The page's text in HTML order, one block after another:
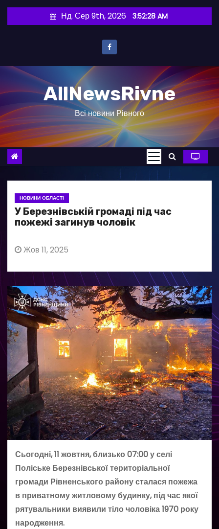
и
о
в
Нд. Сер 9th, 2026 3:52:29 AM
AllNewsRivne
Всі новини Рівного
НОВИНИ ОБЛАСТІ
У Березнівській громаді під час
пожежі загинув чоловік
Жов 11, 2025
Сьогодні, 11 жовтня, близько 07:00 у селі
Поліське Березнівської територіальної
громади Рівненського району сталася пожежа
в приватному житловому будинку, під час якої
рятувальники виявили тіло чоловіка 1970 року
народження.